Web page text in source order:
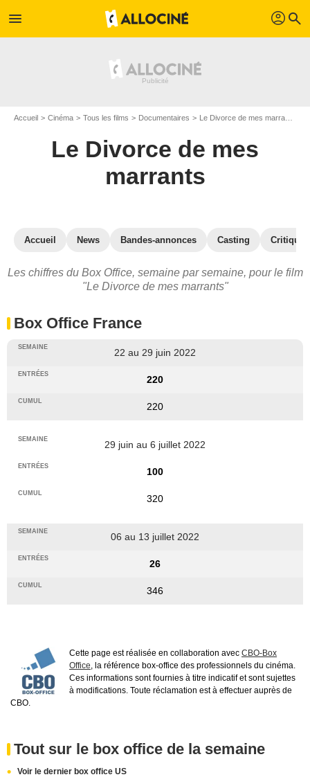
menu profil search
Accueil Cinéma Tous les films Documentaires Le Divorce de mes marrants
Le Divorce de mes
marrants
Accueil News Bandes-annonces Casting
Les chiffres du Box Office, semaine par semaine, pour le film
"Le Divorce de mes marrants"
Box Office France
22 au 29 juin 2022
220
220
29 juin au 6 juillet 2022
100
320
06 au 13 juillet 2022
26
346
Cette page est réalisée en collaboration avec CBO-Box
Office, la référence box-office des professionnels du cinéma.
Ces informations sont fournies à titre indicatif et sont sujettes
à modifications. Toute réclamation est à effectuer auprès de
CBO.
Tout sur le box office de la semaine
Voir le dernier box office US